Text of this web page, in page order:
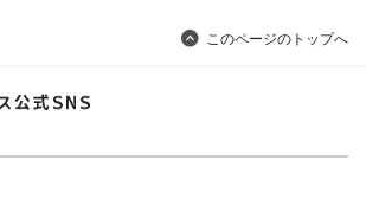
このページのトップへ